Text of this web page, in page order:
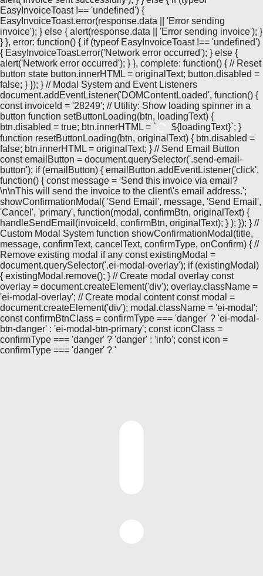
EasyInvoiceToast !== 'undefined') {
EasyInvoiceToast.error(response.data || 'Error sending
invoice'); } else { alert(response.data || 'Error sending invoice'); }
} }, error: function() { if (typeof EasyInvoiceToast !== 'undefined')
{ EasyInvoiceToast.error('Network error occurred'); } else {
alert('Network error occurred'); } }, complete: function() { // Reset
button state button.innerHTML = originalText; button.disabled =
false; } }); } // Modal System and Event Listeners
document.addEventListener('DOMContentLoaded', function() {
const invoiceId = '28249'; // Utility: Show loading spinner in a
button function setButtonLoading(btn, loadingText) {
btn.disabled = true; btn.innerHTML = `
${loadingText}`; }
function resetButtonLoading(btn, originalText) { btn.disabled =
false; btn.innerHTML = originalText; } // Send Email Button
const emailButton = document.querySelector('.send-email-
button'); if (emailButton) { emailButton.addEventListener('click',
function() { const message = 'Send this invoice via email?
\n\nThis will send the invoice to the client\'s email address.';
showConfirmationModal( 'Send Email', message, 'Send Email',
'Cancel', 'primary', function(modal, confirmBtn, originalText) {
handleSendEmail(invoiceId, confirmBtn, originalText); } ); }); } //
Custom Modal System function showConfirmationModal(title,
message, confirmText, cancelText, confirmType, onConfirm) { //
Remove existing modal if any const existingModal =
document.querySelector('.ei-modal-overlay'); if (existingModal)
{ existingModal.remove(); } // Create modal overlay const
overlay = document.createElement('div'); overlay.className =
'ei-modal-overlay'; // Create modal content const modal =
document.createElement('div'); modal.className = 'ei-modal';
const confirmBtnClass = confirmType === 'danger' ? 'ei-modal-
btn-danger' : 'ei-modal-btn-primary'; const iconClass =
confirmType === 'danger' ? 'danger' : 'info'; const icon =
confirmType === 'danger' ? '